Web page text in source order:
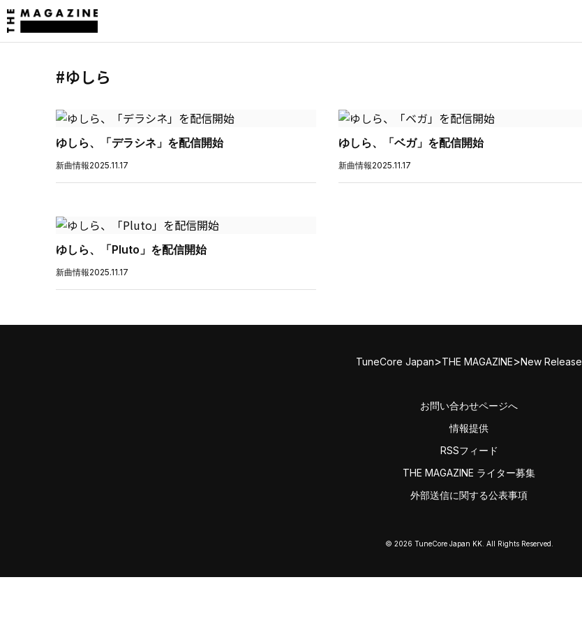
#ゆしら
ゆしら、「デラシネ」を配信開始
新曲情報2025.11.17
ゆしら、「ベガ」を配信開始
新曲情報2025.11.17
ゆしら、「Pluto」を配信開始
新曲情報2025.11.17
TuneCore Japan>THE MAGAZINE>New Release
お問い合わせページへ
情報提供
RSSフィード
THE MAGAZINE ライター募集
外部送信に関する公表事項
© 2026 TuneCore Japan KK. All Rights Reserved.